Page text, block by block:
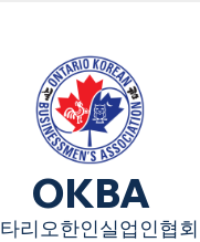
OKBA
리오한인실업인협회